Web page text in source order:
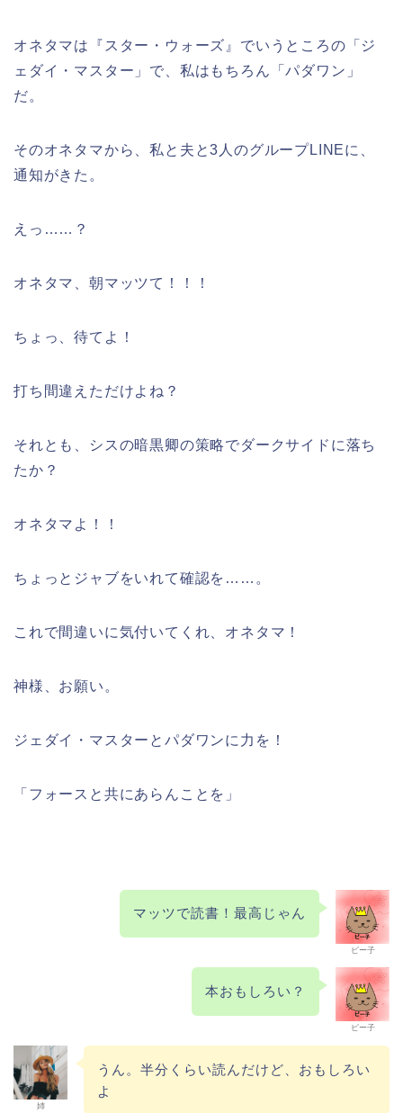
オネタマは『スター・ウォーズ』でいうところの「ジ
ェダイ・マスター」で、私はもちろん「パダワン」
だ。
そのオネタマから、私と夫と3人のグループLINEに、
通知がきた。
えっ……？
オネタマ、朝マッツて！！！
ちょっ、待てよ！
打ち間違えただけよね？
それとも、シスの暗黒卿の策略でダークサイドに落ち
たか？
オネタマよ！！
ちょっとジャブをいれて確認を……。
これで間違いに気付いてくれ、オネタマ！
神様、お願い。
ジェダイ・マスターとパダワンに力を！
「フォースと共にあらんことを」
ピー子
マッツで読書！最高じゃん
ピー子
本おもしろい？
姉
うん。半分くらい読んだけど、おもしろい
よ